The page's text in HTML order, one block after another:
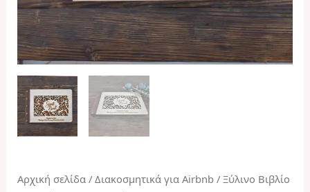
Αρχική σελίδα/ Διακοσμητικά για Airbnb/ Ξύλινο Βιβλίο